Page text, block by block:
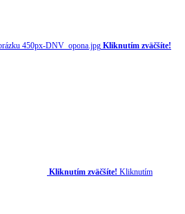
Kliknutím zväčšíte!
Kliknutím zväčšíte! Kliknutím